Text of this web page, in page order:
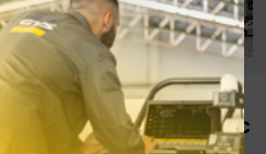
2009 1399cc f6jd
portelle a/c